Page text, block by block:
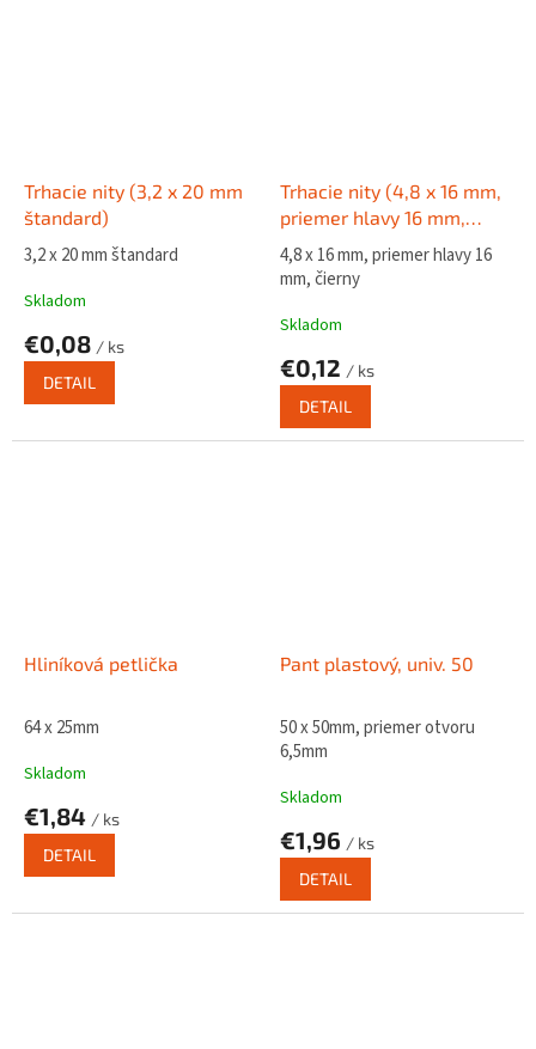
Trhacie nity (3,2 x 20 mm
štandard)
3,2 x 20 mm štandard
Skladom
€0,08 / ks
DETAIL
Trhacie nity (4,8 x 16 mm,
priemer hlavy 16 mm,
čierny)
4,8 x 16 mm, priemer hlavy 16
mm, čierny
Skladom
€0,12 / ks
DETAIL
Hliníková petlička
64 x 25mm
Skladom
€1,84 / ks
DETAIL
Pant plastový, univ. 50
50 x 50mm, priemer otvoru
6,5mm
Skladom
€1,96 / ks
DETAIL